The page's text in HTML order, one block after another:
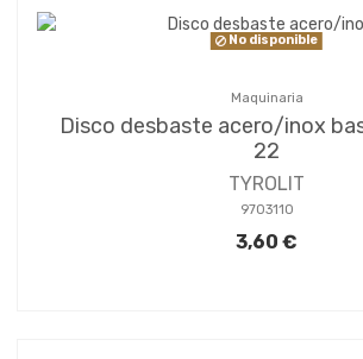
No disponible
Maquinaria
Disco desbaste acero/inox
22
TYROLIT
9703110
3,60 €